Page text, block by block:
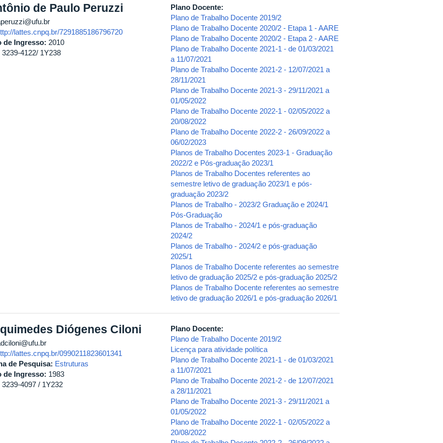
de Paulo Peruzzi
lattes.cnpq.br/7291885186796720
de Ingresso: 2010
3239-4122/ 1Y238
Plano Docente:
Plano de Trabalho Docente 2019/2
Plano de Trabalho Docente 2020/2 - Etapa 1 - AARE
Plano de Trabalho Docente 2020/2 - Etapa 2 - AARE
Plano de Trabalho Docente 2021-1 - de 01/03/2021
a 11/07/2021
Plano de Trabalho Docente 2021-2 - 12/07/2021 a
28/11/2021
Plano de Trabalho Docente 2021-3 - 29/11/2021 a
01/05/2022
Plano de Trabalho Docente 2022-1 - 02/05/2022 a
20/08/2022
Plano de Trabalho Docente 2022-2 - 26/09/2022 a
06/02/2023
Planos de Trabalho Docentes 2023-1 - Graduação
2022/2 e Pós-graduação 2023/1
Planos de Trabalho Docentes referentes ao
semestre letivo de graduação 2023/1 e pós-
graduação 2023/2
Planos de Trabalho - 2023/2 Graduação e 2024/1
Pós-Graduação
Planos de Trabalho - 2024/1 e pós-graduação
2024/2
Planos de Trabalho - 2024/2 e pós-graduação
2025/1
Planos de Trabalho Docente referentes ao semestre
letivo de graduação 2025/2 e pós-graduação 2025/2
Planos de Trabalho Docente referentes ao semestre
letivo de graduação 2026/1 e pós-graduação 2026/1
Diógenes Ciloni
lattes.cnpq.br/0990211823601341
de Pesquisa: Estruturas
de Ingresso: 1983
3239-4097 / 1Y232
Plano Docente:
Plano de Trabalho Docente 2019/2
Licença para atividade política
Plano de Trabalho Docente 2021-1 - de 01/03/2021
a 11/07/2021
Plano de Trabalho Docente 2021-2 - de 12/07/2021
a 28/11/2021
Plano de Trabalho Docente 2021-3 - 29/11/2021 a
01/05/2022
Plano de Trabalho Docente 2022-1 - 02/05/2022 a
20/08/2022